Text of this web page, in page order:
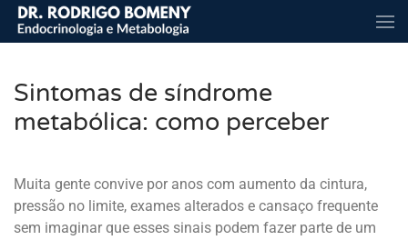
Sintomas de síndrome
metabólica: como perceber
Muita gente convive por anos com aumento da cintura,
pressão no limite, exames alterados e cansaço frequente
sem imaginar que esses sinais podem fazer parte de um